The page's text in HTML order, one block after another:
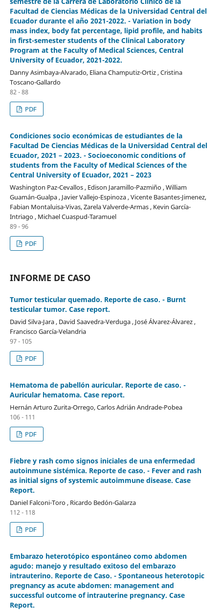
Facultad de Ciencias Médicas de la Universidad Central del
Ecuador durante el año 2021-2022. - Variation in body
mass index, body fat percentage, lipid profile, and habits
in first-semester students of the Clinical Laboratory
Program at the Faculty of Medical Sciences, Central
University of Ecuador, 2021-2022.
Danny Asimbaya-Alvarado, Eliana Champutiz-Ortiz , Cristina
Toscano-Gallardo
82 - 88
PDF
Condiciones socio económicas de estudiantes de la
Facultad De Ciencias Médicas de la Universidad Central del
Ecuador, 2021 – 2023. - Socioeconomic conditions of
students from the Faculty of Medical Sciences of the
Central University of Ecuador, 2021 – 2023
Washington Paz-Cevallos , Edison Jaramillo-Pazmiño , William
Guamán-Gualpa , Javier Vallejo-Espinoza , Vicente Basantes-Jimenez,
Fabian Montaluisa-Vivas, Zarela Valverde-Armas , Kevin García-
Intriago , Michael Cuaspud-Taramuel
89 - 96
PDF
INFORME DE CASO
Tumor testicular quemado. Reporte de caso. - Burnt
testicular tumor. Case report.
David Silva-Jara , David Saavedra-Verduga , José Álvarez-Álvarez ,
Francisco García-Velandria
97 - 105
PDF
Hematoma de pabellón auricular. Reporte de caso. -
Auricular hematoma. Case report.
Hernán Arturo Zurita-Orrego, Carlos Adrián Andrade-Pobea
106 - 111
PDF
Fiebre y rash como signos iniciales de una enfermedad
autoinmune sistémica. Reporte de caso. - Fever and rash
as initial signs of systemic autoimmune disease. Case
Report.
Daniel Falconi-Toro , Ricardo Bedón-Galarza
112 - 118
PDF
Embarazo heterotópico espontáneo como abdomen
agudo: manejo y resultado exitoso del embarazo
intrauterino. Reporte de Caso. - Spontaneous heterotopic
pregnancy as acute abdomen: management and
successful outcome of intrauterine pregnancy. Case
Report.